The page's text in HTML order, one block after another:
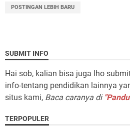
POSTINGAN LEBIH BARU
SUBMIT INFO
Hai sob, kalian bisa juga lho
info-tentang pendidikan lainnya
situs kami, Baca caranya di
TERPOPULER